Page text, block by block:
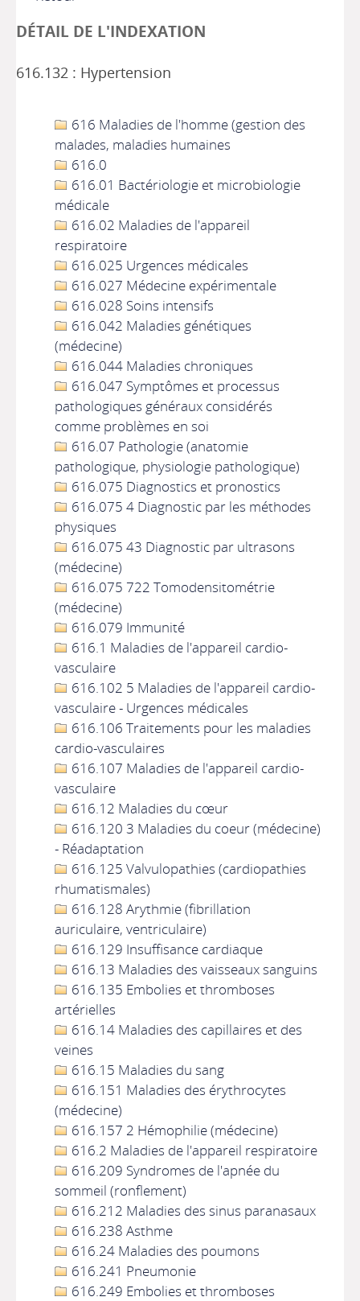
DÉTAIL DE L'INDEXATION
616.132 : Hypertension
616 Maladies de l'homme (gestion des
malades, maladies humaines
616.0
616.01 Bactériologie et microbiologie
médicale
616.02 Maladies de l'appareil
respiratoire
616.025 Urgences médicales
616.027 Médecine expérimentale
616.028 Soins intensifs
616.042 Maladies génétiques
(médecine)
616.044 Maladies chroniques
616.047 Symptômes et processus
pathologiques généraux considérés
comme problèmes en soi
616.07 Pathologie (anatomie
pathologique, physiologie pathologique)
616.075 Diagnostics et pronostics
616.075 4 Diagnostic par les méthodes
physiques
616.075 43 Diagnostic par ultrasons
(médecine)
616.075 722 Tomodensitométrie
(médecine)
616.079 Immunité
616.1 Maladies de l'appareil cardio-
vasculaire
616.102 5 Maladies de l'appareil cardio-
vasculaire - Urgences médicales
616.106 Traitements pour les maladies
cardio-vasculaires
616.107 Maladies de l'appareil cardio-
vasculaire
616.12 Maladies du cœur
616.120 3 Maladies du coeur (médecine)
- Réadaptation
616.125 Valvulopathies (cardiopathies
rhumatismales)
616.128 Arythmie (fibrillation
auriculaire, ventriculaire)
616.129 Insuffisance cardiaque
616.13 Maladies des vaisseaux sanguins
616.135 Embolies et thromboses
artérielles
616.14 Maladies des capillaires et des
veines
616.15 Maladies du sang
616.151 Maladies des érythrocytes
(médecine)
616.157 2 Hémophilie (médecine)
616.2 Maladies de l'appareil respiratoire
616.209 Syndromes de l'apnée du
sommeil (ronflement)
616.212 Maladies des sinus paranasaux
616.238 Asthme
616.24 Maladies des poumons
616.241 Pneumonie
616.249 Embolies et thromboses